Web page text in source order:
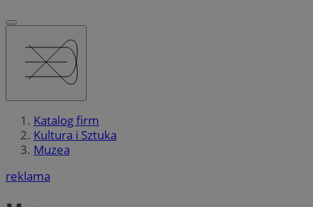
Katalog firm
Kultura i Sztuka
Muzea
reklama